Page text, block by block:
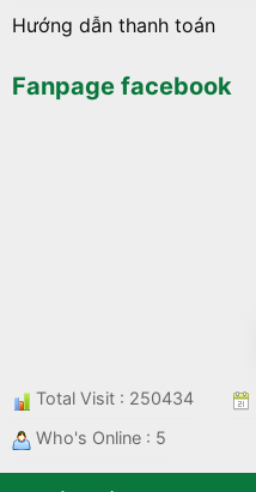
Hướng dẫn thanh toán
Fanpage facebook
Total Visit : 250434
Who's Online : 5